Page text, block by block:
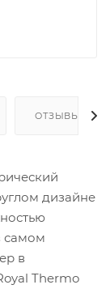
ОТЗЫВЫ
дизайне
самом
в
Thermo